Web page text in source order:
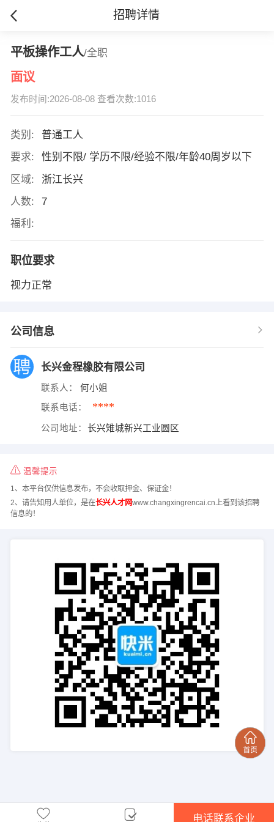
招聘详情
平板操作工人/全职
面议
发布时间:2026-08-08 查看次数:1016
类别:
普通工人
要求:
性别不限/ 学历不限/经验不限/年龄40周岁以下
区域:
浙江长兴
人数:
7
福利:
职位要求
视力正常
公司信息
长兴金程橡胶有限公司
联系人： 何小姐
联系电话： ****
公司地址： 长兴雉城新兴工业圆区
温馨提示
1、本平台仅供信息发布，不会收取押金、保证金！
2、请告知用人单位，是在长兴人才网www.changxingrencai.cn上看到该招聘
信息的！
电话联系企业